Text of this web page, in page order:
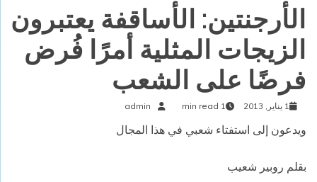
الأرجنتين: الأساقفة يعتبرون
الزيجات المثلية أمرًا فُرض
فرضًا على الشعب
1 يناير, 2013 1 min read
admin
ويدعون إلى استفتاء شعبي في هذا المجال
بقلم روبير شعيب